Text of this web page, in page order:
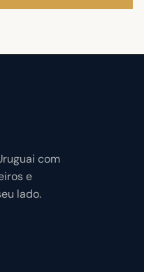
com
e
lado.